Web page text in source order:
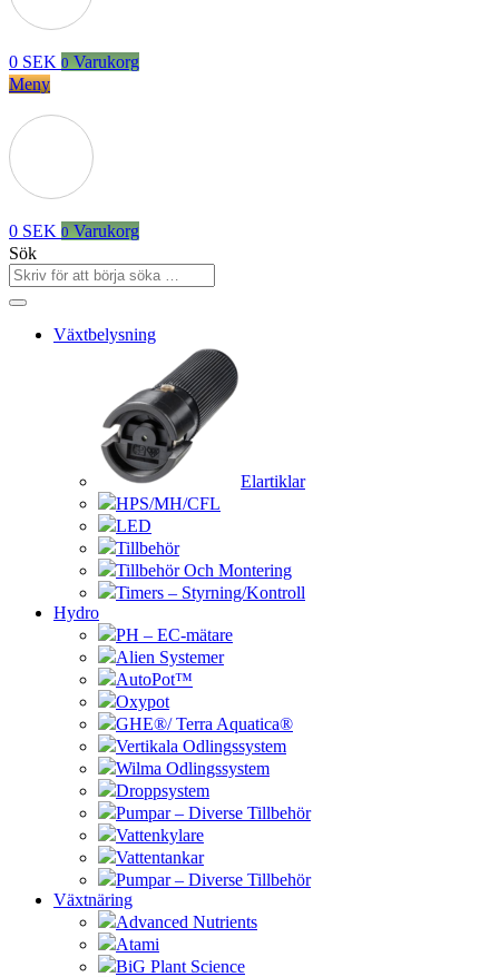
0 SEK 0 Varukorg
Meny
0 SEK 0 Varukorg
Sök
Växtbelysning
Elartiklar
HPS/MH/CFL
LED
Tillbehör
Tillbehör Och Montering
Timers – Styrning/Kontroll
Hydro
PH – EC-mätare
Alien Systemer
AutoPot™
Oxypot
GHE®/ Terra Aquatica®
Vertikala Odlingssystem
Wilma Odlingssystem
Droppsystem
Pumpar – Diverse Tillbehör
Vattenkylare
Vattentankar
Pumpar – Diverse Tillbehör
Växtnäring
Advanced Nutrients
Atami
BiG Plant Science